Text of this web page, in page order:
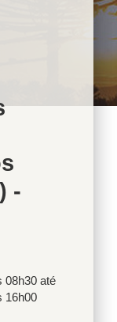
-
08h30 até
16h00